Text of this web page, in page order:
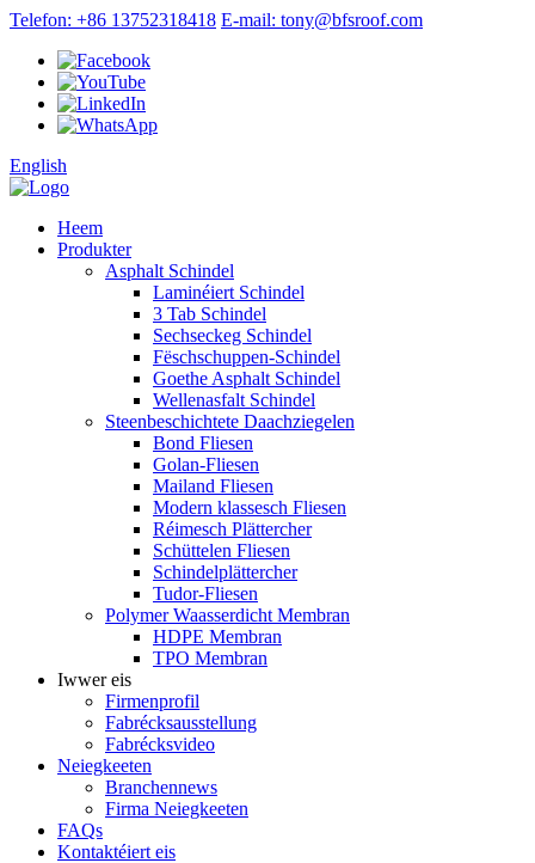
Telefon: +86 13752318418 E-mail: tony@bfsroof.com
English
Heem
Produkter
Asphalt Schindel
Laminéiert Schindel
3 Tab Schindel
Sechseckeg Schindel
Fëschschuppen-Schindel
Goethe Asphalt Schindel
Wellenasfalt Schindel
Steenbeschichtete Daachziegelen
Bond Fliesen
Golan-Fliesen
Mailand Fliesen
Modern klassesch Fliesen
Réimesch Plättercher
Schüttelen Fliesen
Schindelplättercher
Tudor-Fliesen
Polymer Waasserdicht Membran
HDPE Membran
TPO Membran
Iwwer eis
Firmenprofil
Fabrécksausstellung
Fabrécksvideo
Neiegkeeten
Branchennews
Firma Neiegkeeten
FAQs
Kontaktéiert eis